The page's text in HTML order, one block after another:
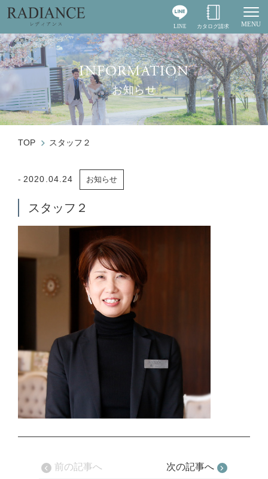
MENU
LINE カタログ請求
INFORMATION
お知らせ
TOP スタッフ２
2020.04.24 お知らせ
スタッフ２
前の記事へ 次の記事へ